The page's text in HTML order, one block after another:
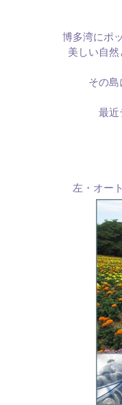
博多湾にポ
美しい自
その
最近
左・オー